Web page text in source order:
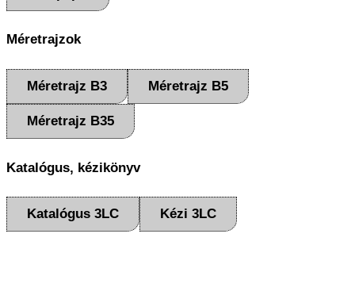
Méretrajzok
Méretrajz B3 Méretrajz B5
Méretrajz B35
Katalógus, kézikönyv
Katalógus 3LC Kézi 3LC